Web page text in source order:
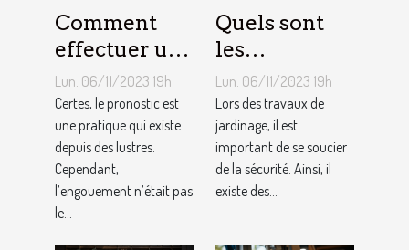
Comment
effectuer un
pronostic en
ligne ?
Lun. 06/11/2023 19h
Certes, le pronostic est
une pratique qui existe
depuis des lustres.
Cependant,
l’engouement n’était pas
le...
Quels sont
les
équipements
pour le
jardinage ?
Lun. 06/11/2023 19h
Lors des travaux de
jardinage, il est
important de se soucier
de la sécurité. Ainsi, il
existe des...